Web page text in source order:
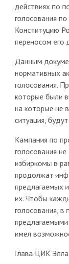
действиях по
голосования
Конституцию
переносом его
Данным
нормативных
голосования.
которые были
на которые не
ситуация,
Кампания по
голосования
избиркомы в
продолжат
предлагаемых
их. Чтобы
голосования, в
имел
Глава ЦИК